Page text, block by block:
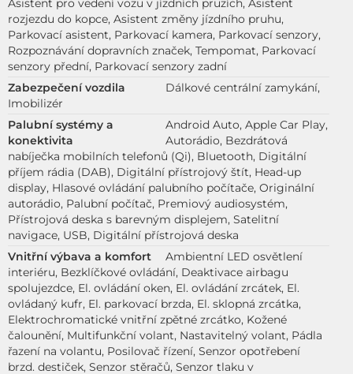
Asistent pro vedení vozu v jízdních pruzích, Asistent
rozjezdu do kopce, Asistent změny jízdního pruhu,
Parkovací asistent, Parkovací kamera, Parkovací senzory,
Rozpoznávání dopravních značek, Tempomat, Parkovací
senzory přední, Parkovací senzory zadní
Zabezpečení vozdila
Dálkové centrální zamykání,
Imobilizér
Palubní systémy a
konektivita
Android Auto, Apple Car Play,
Autorádio, Bezdrátová
nabíječka mobilních telefonů (Qi), Bluetooth, Digitální
příjem rádia (DAB), Digitální přístrojový štít, Head-up
display, Hlasové ovládání palubního počítače, Originální
autorádio, Palubní počítač, Premiový audiosystém,
Přístrojová deska s barevným displejem, Satelitní
navigace, USB, Digitální přístrojová deska
Vnitřní výbava a komfort
Ambientní LED osvětlení
interiéru, Bezklíčkové ovládání, Deaktivace airbagu
spolujezdce, El. ovládání oken, El. ovládání zrcátek, El.
ovládaný kufr, El. parkovací brzda, El. sklopná zrcátka,
Elektrochromatické vnitřní zpětné zrcátko, Kožené
čalounění, Multifunkční volant, Nastavitelný volant, Pádla
řazení na volantu, Posilovač řízení, Senzor opotřebení
brzd. destiček, Senzor stěračů, Senzor tlaku v